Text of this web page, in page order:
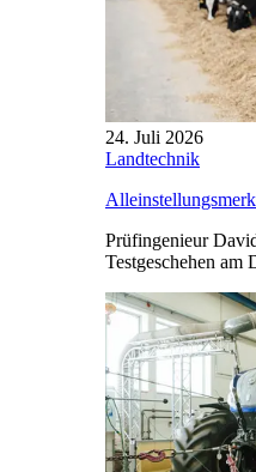
24. Juli 2026
Landtechnik
Prüfingenieur
Testgeschehen am